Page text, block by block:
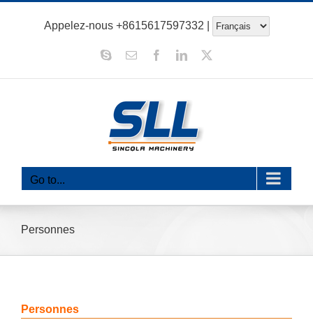
Appelez-nous +8615617597332 |
SkypeE-
FacebookLinkedIn
Go to...
Personnes
Personnes